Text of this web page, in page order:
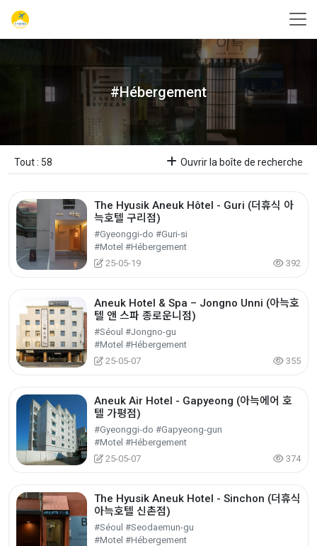
#Hébergement
Tout : 58 Ouvrir la boîte de recherche
The Hyusik Aneuk Hôtel - Guri (더휴식 아
늑호텔 구리점)
#Gyeonggi-do #Guri-si
#Motel #Hébergement
25-05-19
392
Aneuk Hotel & Spa – Jongno Unni (아늑호
텔 앤 스파 종로운니점)
#Séoul #Jongno-gu
#Motel #Hébergement
25-05-07
355
Aneuk Air Hotel - Gapyeong (아늑에어 호
텔 가평점)
#Gyeonggi-do #Gapyeong-gun
#Motel #Hébergement
25-05-07
374
The Hyusik Aneuk Hotel - Sinchon (더휴식
아늑호텔 신촌점)
#Séoul #Seodaemun-gu
#Motel #Hébergement